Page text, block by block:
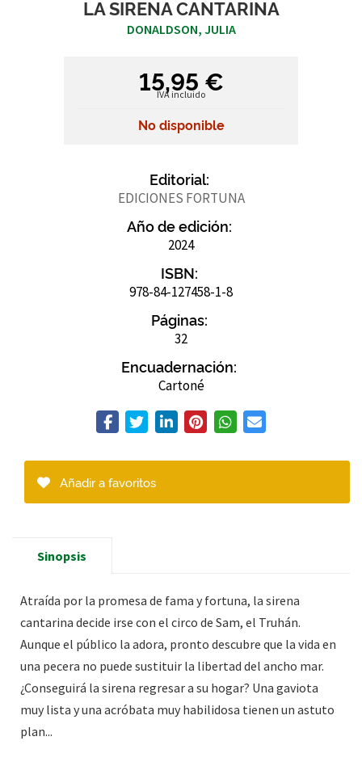
LA SIRENA CANTARINA
DONALDSON, JULIA
15,95 €
IVA incluido
No disponible
Editorial:
EDICIONES FORTUNA
Año de edición:
2024
ISBN:
978-84-127458-1-8
Páginas:
32
Encuadernación:
Cartoné
Añadir a favoritos
Sinopsis
Atraída por la promesa de fama y fortuna, la sirena
cantarina decide irse con el circo de Sam, el Truhán.
Aunque el público la adora, pronto descubre que la vida en
una pecera no puede sustituir la libertad del ancho mar.
¿Conseguirá la sirena regresar a su hogar? Una gaviota
muy lista y una acróbata muy habilidosa tienen un astuto
plan...